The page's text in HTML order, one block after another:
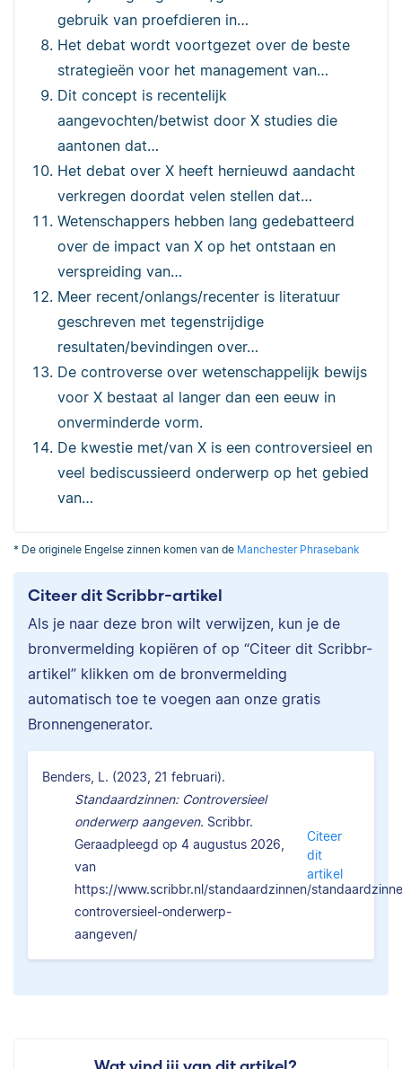
gebruik van proefdieren in…
Het debat wordt voortgezet over de beste
strategieën voor het management van…
Dit concept is recentelijk
aangevochten/betwist door X studies die
aantonen dat…
Het debat over X heeft hernieuwd aandacht
verkregen doordat velen stellen dat…
Wetenschappers hebben lang gedebatteerd
over de impact van X op het ontstaan en
verspreiding van…
Meer recent/onlangs/recenter is literatuur
geschreven met tegenstrijdige
resultaten/bevindingen over…
De controverse over wetenschappelijk bewijs
voor X bestaat al langer dan een eeuw in
onverminderde vorm.
De kwestie met/van X is een controversieel en
veel bediscussieerd onderwerp op het gebied
van…
* De originele Engelse zinnen komen van de Manchester Phrasebank
Citeer dit Scribbr-artikel
Als je naar deze bron wilt verwijzen, kun je de
bronvermelding kopiëren of op “Citeer dit Scribbr-
artikel” klikken om de bronvermelding
automatisch toe te voegen aan onze gratis
Bronnengenerator.
Benders, L. (2023, 21 februari).
Standaardzinnen: Controversieel
onderwerp aangeven. Scribbr.
Geraadpleegd op 4 augustus 2026,
van
https://www.scribbr.nl/standaardzinnen/
controversieel-onderwerp-
aangeven/
Citeer
dit
artikel